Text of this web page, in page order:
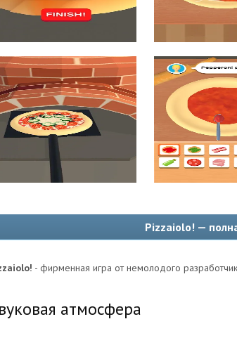
Pizzaiolo! —
- фирменная игра от немолодого
атмосфера